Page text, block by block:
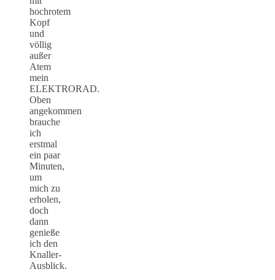
hochrotem
Kopf
und
völlig
außer
Atem
mein
ELEKTRORAD.
Oben
angekommen
brauche
ich
erstmal
ein paar
Minuten,
um
mich zu
erholen,
doch
dann
genieße
ich den
Knaller-
Ausblick.